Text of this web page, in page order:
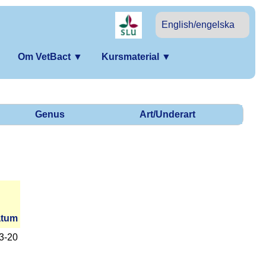
English/engelska
Om VetBact ▼ Kursmaterial ▼
Genus Art/Underart
20